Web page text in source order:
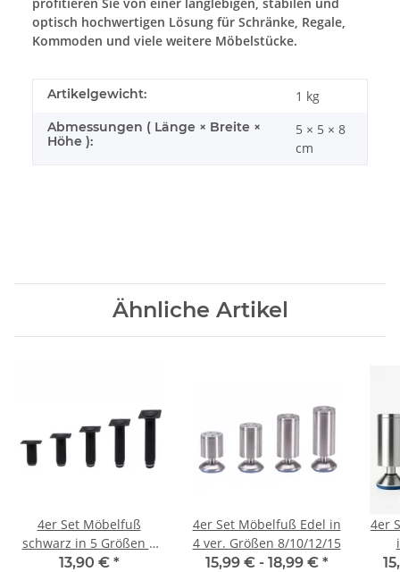
optisch hochwertigen Lösung für Schränke, Regale,
Kommoden und viele weitere Möbelstücke.
Artikelgewicht: 1 kg
Abmessungen ( Länge × Breite ×
Höhe ):
5 × 5 × 8
cm
Ähnliche Artikel
4er Set Möbelfuß
schwarz in 5 Größen 8
bis 20 cm
13,90 € *
4er Set Möbelfuß Edel in
4 ver. Größen 8/10/12/15
15,99 € - 18,99 € *
4er